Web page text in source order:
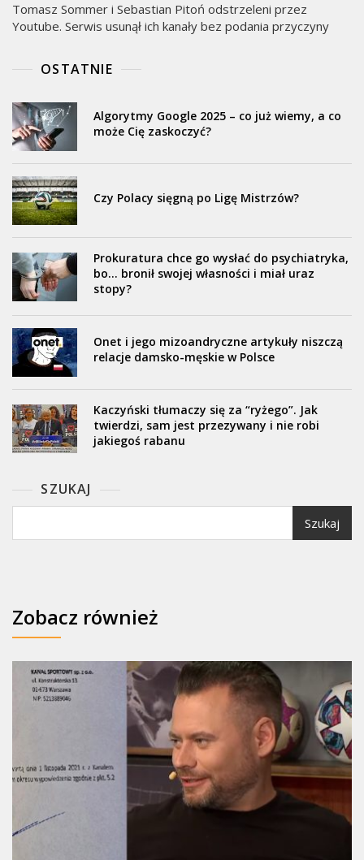
Tomasz Sommer i Sebastian Pitoń odstrzeleni przez
Youtube. Serwis usunął ich kanały bez podania przyczyny
OSTATNIE
Algorytmy Google 2025 – co już wiemy, a co
może Cię zaskoczyć?
Czy Polacy sięgną po Ligę Mistrzów?
Prokuratura chce go wysłać do psychiatryka,
bo… bronił swojej własności i miał uraz
stopy?
Onet i jego mizoandryczne artykuły niszczą
relacje damsko-męskie w Polsce
Kaczyński tłumaczy się za “ryżego”. Jak
twierdzi, sam jest przezywany i nie robi
jakiegoś rabanu
SZUKAJ
Szukaj
Zobacz również